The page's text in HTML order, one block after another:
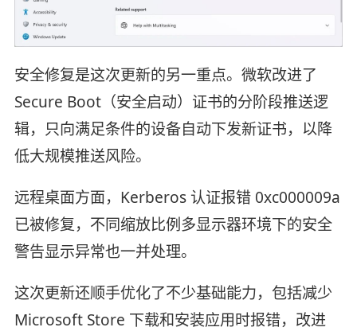
安全修复是这次更新的另一重点。微软改进了
Secure Boot（安全启动）证书的分阶段推送逻
辑，只向满足条件的设备自动下发新证书，以降
低大规模推送风险。
远程桌面方面，Kerberos 认证报错 0xc000009a
已被修复，不同缩放比例多显示器环境下的安全
警告显示异常也一并处理。
这次更新还顺手优化了不少基础能力，包括减少
Microsoft Store 下载和安装应用时报错，改进